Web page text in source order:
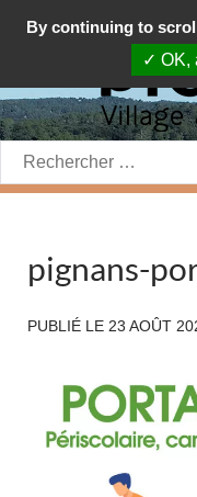
Rechercher:
pignans-
PUBLIÉ LE 23 AOÛT
By continuing to
✓ OK,